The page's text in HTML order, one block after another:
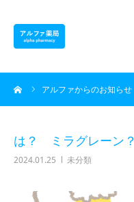
アルファからのお知らせ
は？ ミラグレーン？
2024.01.25 未分類
採用情報
よくある質問